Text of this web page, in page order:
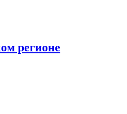
регионе